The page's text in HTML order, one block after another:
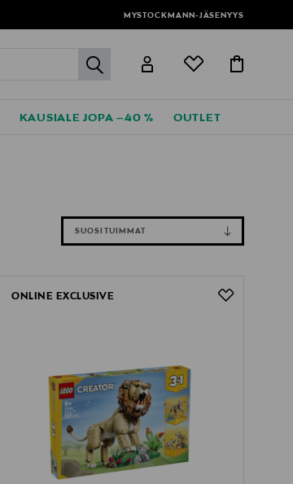
MYSTOCKMANN-JÄSENYYS
label.header.go
KAUSIALE JOPA –40 % OUTLET
SUOSITUIMMAT
ONLINE EXCLUSIVE